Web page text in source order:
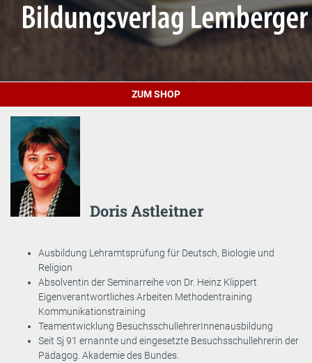
ZUM SHOP
Doris Astleitner
Ausbildung Lehramtsprüfung für Deutsch, Biologie und
Religion
Absolventin der Seminarreihe von Dr. Heinz Klippert
Eigenverantwortliches Arbeiten Methodentraining
Kommunikationstraining
Teamentwicklung BesuchsschullehrerInnenausbildung
Seit Sj 91 ernannte und eingesetzte Besuchsschullehrerin der
Pädagog. Akademie des Bundes.